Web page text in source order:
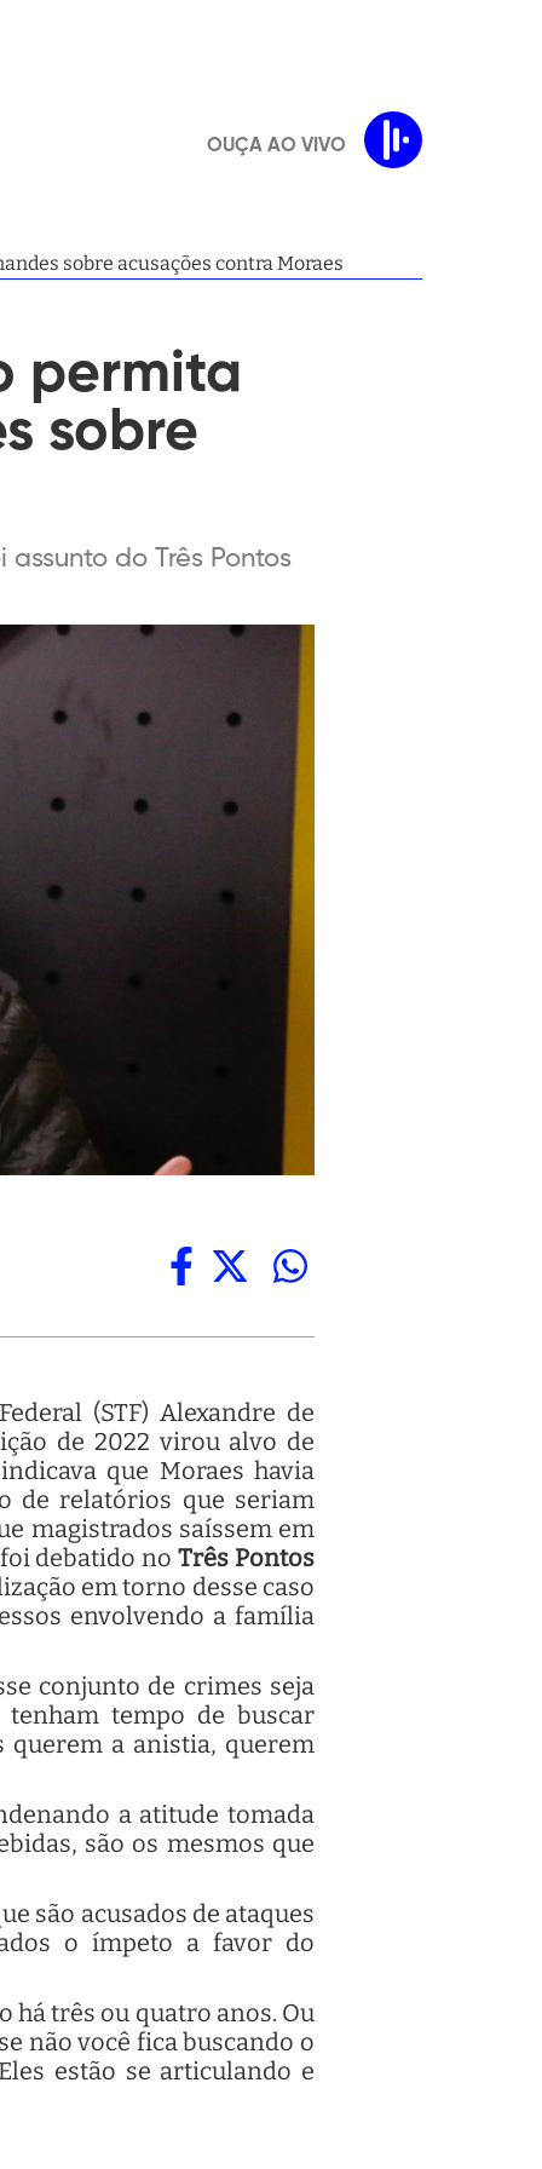
OUÇA AO VIVO
sobre acusações contra Moraes
permita
sobre
do Três Pontos
(STF) Alexandre de
de 2022 virou alvo de
que Moraes havia
de relatórios que seriam
magistrados saíssem em
debatido noTrês Pontos
em torno desse caso
envolvendo a família
conjunto de crimes seja
tempo de buscar
querem a anistia, querem
a atitude tomada
são os mesmos que
são acusados de ataques
o ímpeto a favor do
há três ou quatro anos. Ou
não você fica buscando o
estão se articulando e